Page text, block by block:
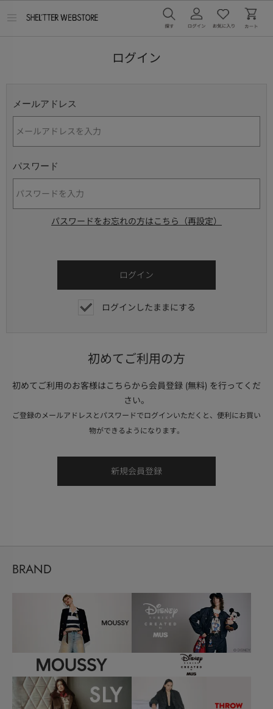
ログイン
メールアドレス
パスワード
パスワードをお忘れの方はこちら（再設定）
ログインしたままにする
初めてご利用の方
初めてご利用のお客様はこちらから会員登録 (無料) を行ってくだ
さい。
ご登録のメールアドレスとパスワードでログインいただくと、便利にお買い
物ができるようになります。
BRAND